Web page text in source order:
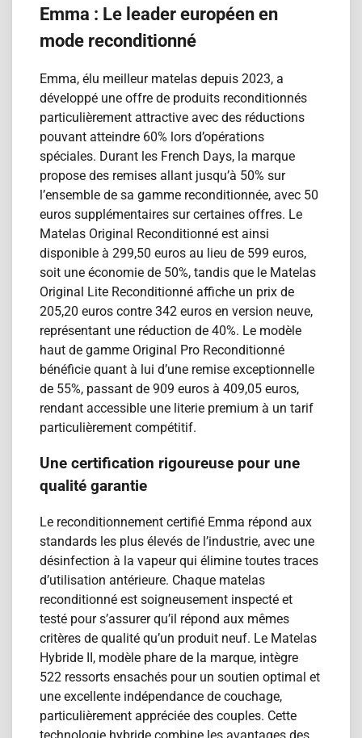
Emma : Le leader européen en
mode reconditionné
Emma, élu meilleur matelas depuis 2023, a
développé une offre de produits reconditionn​és
particulièrement attractive avec des réductions
pouvant atteindre 60% lors d’opérations
spéciales. Durant les French Days, la marque
propose des remises allant jusqu’à 50% sur
l’ensemble de sa gamme reconditionnée, avec 50
euros supplémentaires sur certaines offres. Le
Matelas Original Reconditionn​é est ainsi
disponible à 299,50 euros au lieu de 599 euros,
soit une économie de 50%, tandis que le Matelas
Original Lite Reconditionn​é affiche un prix de
205,20 euros contre 342 euros en version neuve,
représentant une réduction de 40%. Le modèle
haut de gamme Original Pro Reconditionn​é
bénéficie quant à lui d’une remise exceptionnelle
de 55%, passant de 909 euros à 409,05 euros,
rendant accessible une literie premium à un tarif
particulièrement compétitif.
Une certification rigoureuse pour une
qualité garantie
Le reconditionnement certifié Emma répond aux
standards les plus élevés de l’industrie, avec une
désinfection à la vapeur qui élimine toutes traces
d’utilisation antérieure. Chaque matelas
reconditionn​é est soigneusement inspecté et
testé pour s’assurer qu’il répond aux mêmes
critères de qualité qu’un produit neuf. Le Matelas
Hybride II, modèle phare de la marque, intègre
522 ressorts ensachés pour un soutien optimal et
une excellente indépendance de couchage,
particulièrement appréciée des couples. Cette